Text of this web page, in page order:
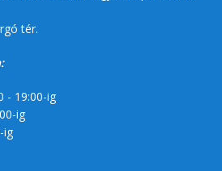
tér.
- 19:00-ig
ig
ig